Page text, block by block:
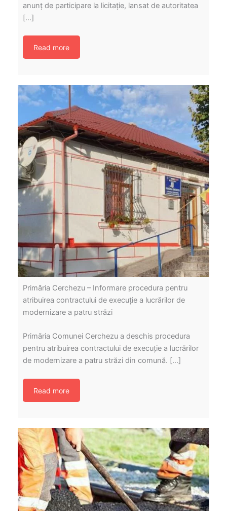
anunț de participare la licitație, lansat de autoritatea
[…]
Read more
Primăria Cerchezu – Informare procedura pentru
atribuirea contractului de execuție a lucrărilor de
modernizare a patru străzi
Primăria Comunei Cerchezu a deschis procedura
pentru atribuirea contractului de execuție a lucrărilor
de modernizare a patru străzi din comună. […]
Read more